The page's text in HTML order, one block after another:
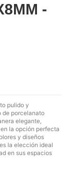
-
pulido y
de porcelanato
elegante,
la opción perfecta
y diseños
la elección ideal
en sus espacios